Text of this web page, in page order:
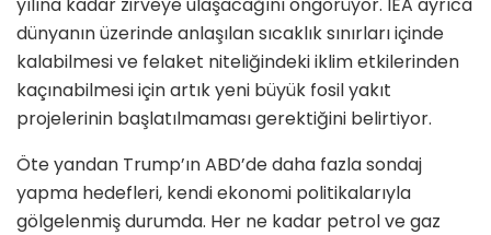
dünyanın üzerinde anlaşılan sıcaklık sınırları içinde
kalabilmesi ve felaket niteliğindeki iklim etkilerinden
kaçınabilmesi için artık yeni büyük fosil yakıt
projelerinin başlatılmaması gerektiğini belirtiyor.
Öte yandan Trump’ın ABD’de daha fazla sondaj
yapma hedefleri, kendi ekonomi politikalarıyla
gölgelenmiş durumda. Her ne kadar petrol ve gaz